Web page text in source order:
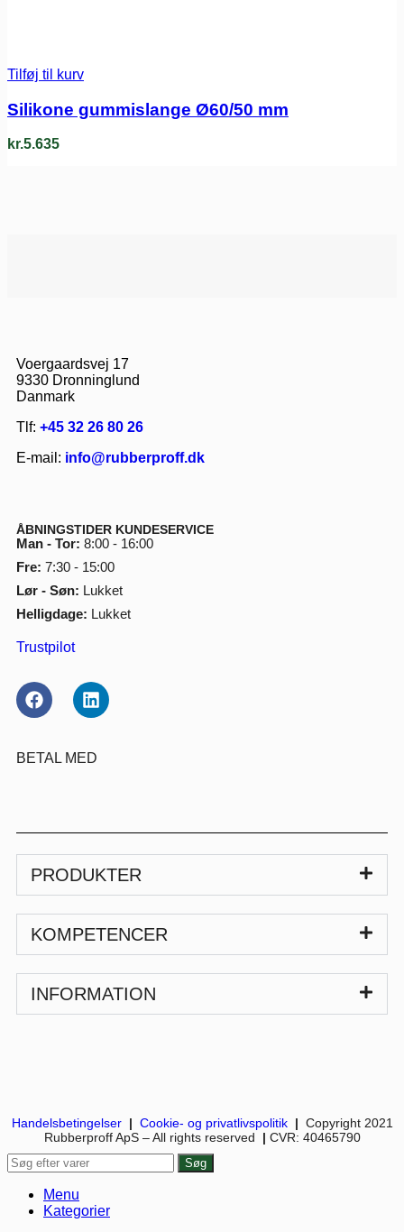
Tilføj til kurv
Silikone gummislange Ø60/50 mm
kr.5.635
Voergaardsvej 17
9330 Dronninglund
Danmark
Tlf: +45 32 26 80 26
E-mail: info@rubberproff.dk
ÅBNINGSTIDER KUNDESERVICE
Man - Tor: 8:00 - 16:00
Fre: 7:30 - 15:00
Lør - Søn: Lukket
Helligdage: Lukket
Trustpilot
BETAL MED
PRODUKTER
KOMPETENCER
INFORMATION
Handelsbetingelser | Cookie- og privatlivspolitik | Copyright 2021
Rubberproff ApS – All rights reserved | CVR: 40465790
Søg
Menu
Kategorier